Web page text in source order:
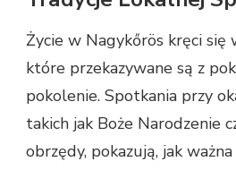
Życie w Nagykőrös kręci się
które przekazywane są z
pokolenie. Spotkania przy
takich jak Boże Narodzenie
obrzędy, pokazują, jak